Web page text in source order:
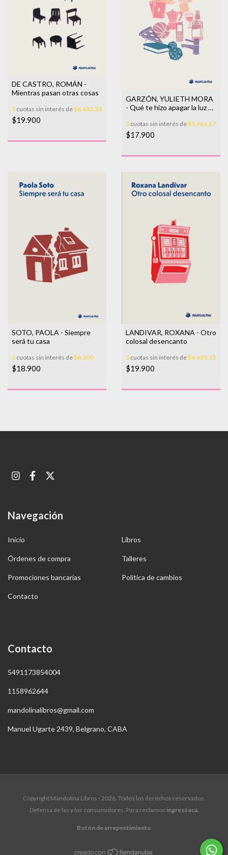
DE CASTRO, ROMÁN -
Mientras pasan otras cosas
3 cuotas sin interés de$6.633,33
$19.900
GARZÓN, YULIETH MORA
- Qué te hizo apagar la luz y
3 cuotas sin interés de$5.966,67
$17.900
SOTO, PAOLA - Siempre
será tu casa
3 cuotas sin interés de$6.300
$18.900
LANDIVAR, ROXANA - Otro
colosal desencanto
3 cuotas sin interés de$6.633,33
$19.900
Navegación
Inicio Libros
Órdenes de compra Talleres
Promociones bancarias Política de cambios
Contacto
Contacto
5491173854004
1158962644
mandolinalibros@gmail.com
Manuel Ugarte 2439, Belgrano, CABA
Copyright Mandolina Libros - 2026. Todos los derechos reservados.
Defensa de las y los consumidores. Para reclamos ingresá acá.
Botón de arrepentimiento